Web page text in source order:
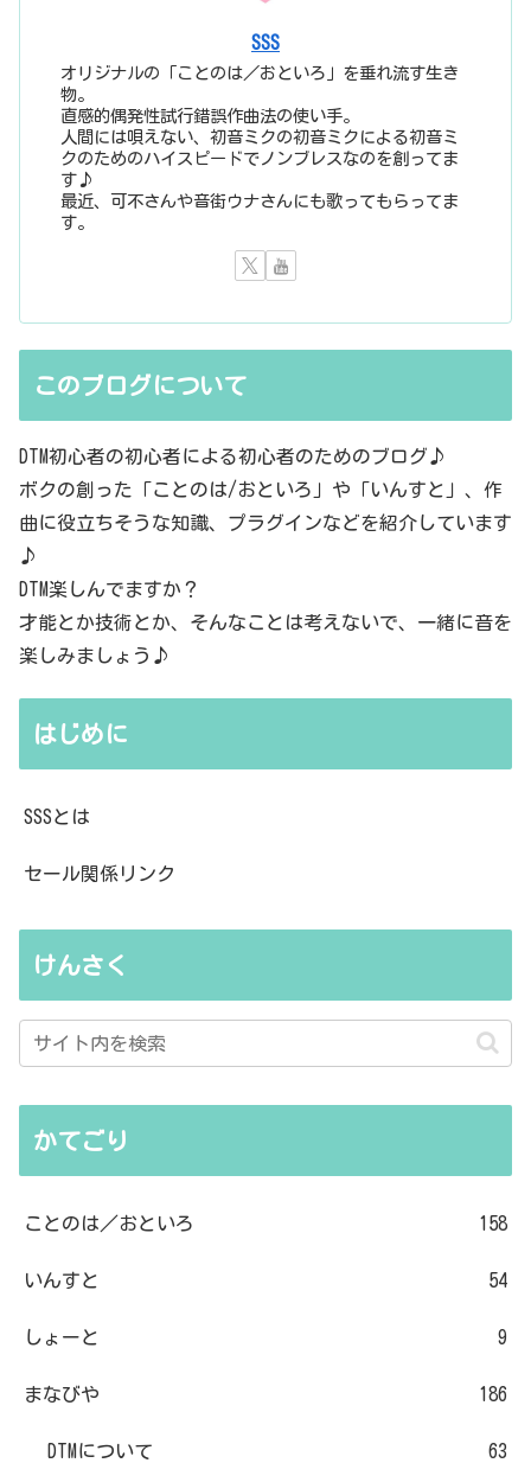
SSS
オリジナルの「ことのは／おといろ」を垂れ流す生き
物。
直感的偶発性試行錯誤作曲法の使い手。
人間には唄えない、初音ミクの初音ミクによる初音ミ
クのためのハイスピードでノンブレスなのを創ってま
す♪
最近、可不さんや音街ウナさんにも歌ってもらってま
す。
このブログについて
DTM初心者の初心者による初心者のためのブログ♪
ボクの創った「ことのは/おといろ」や「いんすと」、作
曲に役立ちそうな知識、プラグインなどを紹介しています
♪
DTM楽しんでますか？
才能とか技術とか、そんなことは考えないで、一緒に音を
楽しみましょう♪
はじめに
SSSとは
セール関係リンク
けんさく
かてごり
ことのは／おといろ 158
いんすと 54
しょーと 9
まなびや 186
DTMについて 63